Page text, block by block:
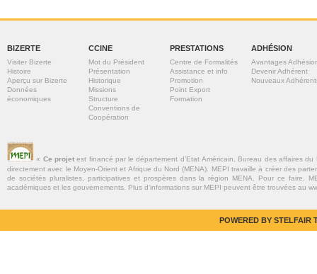
BIZERTE
Visiter Bizerte
Histoire
Aperçu sur Bizerte
Données
économiques
CCINE
Mot du Président
Présentation
Historique
Missions
Structure
Conventions de
Coopération
PRESTATIONS
Centre de Formalités
Assistance et info
Promotion
Point Export
Formation
ADHÉSION
Avantages
Devenir Adhérent
Nouveaux
« Ce projetest financé par le département d’Etat Américain, Bureau des affaires
directement avec le Moyen-Orient et Afrique du Nord (MENA). MEPI travaille à créer des
de sociétés pluralistes, participatives et prospères dans la région MENA. Pour ce faire,
académiques et les gouvernements. Plus d’informations sur MEPI peuvent être trouvées au
POWERED BY STELFAIR